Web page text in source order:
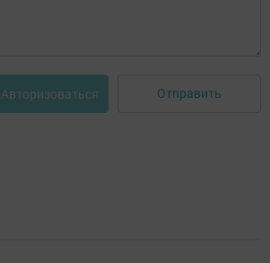
Авторизоваться Отправить